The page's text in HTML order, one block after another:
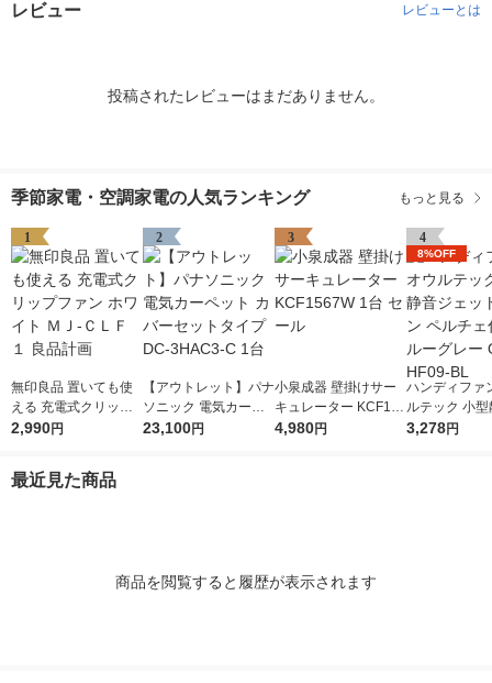
レビュー レビューとは
投稿されたレビューはまだありません。
季節家電・空調家電の人気ランキング もっと見る
1
無印良品 置いても使
える 充電式クリップ
ファン ホワイト ＭＪ-
2,990円
2
【アウトレット】パナ
ソニック 電気カーペ
ット カバーセットタ
23,100円
3
小泉成器 壁掛けサー
キュレーター KCF156
7W 1台 セール
4,980円
4
8%OFF
ハンディファ
ルテック 小
ェットファン
3,278円
最近見た商品
商品を閲覧すると履歴が表示されます